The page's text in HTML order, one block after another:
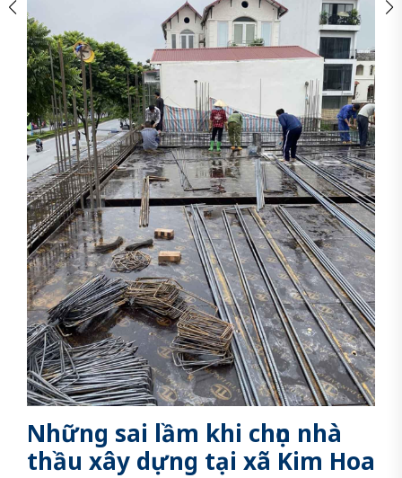
Những sai lầm khi chọn nhà
thầu xây dựng tại xã Kim Hoa